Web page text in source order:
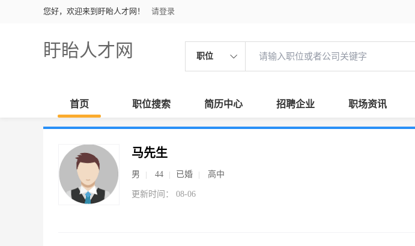
您好，欢迎来到盱眙人才网！ 请登录
盱眙人才网 职位
首页 职位搜索 简历中心 招聘企业 职场资讯
马先生
男 44 已婚 高中
更新时间： 08-06